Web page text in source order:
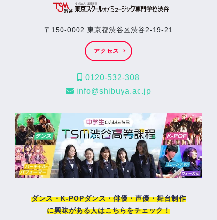
〒150-0002 東京都渋谷区渋谷2-19-21
アクセス
0120-532-308
info@shibuya.ac.jp
ダンス・K-POPダンス・俳優・声優・舞台制作
に興味がある人はこちらをチェック！